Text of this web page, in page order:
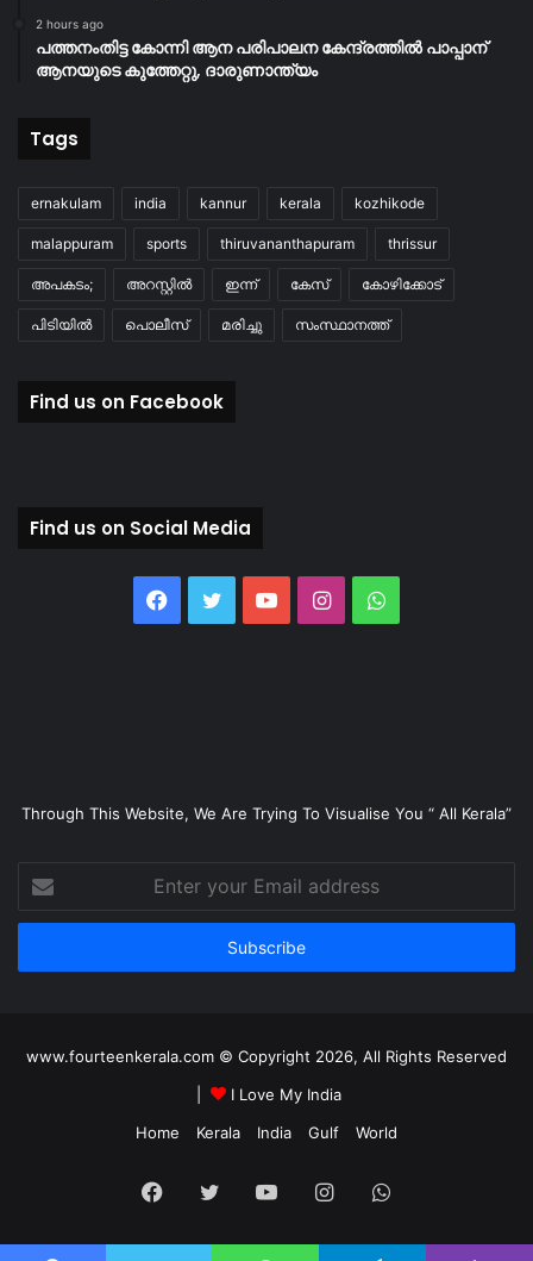
2 hours ago
പത്തനംതിട്ട കോന്നി ആന പരിപാലന കേന്ദ്രത്തിൽ പാപ്പാന്
ആനയുടെ കുത്തേറ്റു, ദാരുണാന്ത്യം
Tags
ernakulam india kannur kerala kozhikode
malappuram sports thiruvananthapuram thrissur
അപകടം; അറസ്റ്റിൽ ഇന്ന് കേസ് കോഴിക്കോട്
പിടിയിൽ പൊലീസ് മരിച്ചു സംസ്ഥാനത്ത്
Find us on Facebook
Find us on Social Media
Facebook
TwitterYouTubeInstagramWhatsApp
Through This Website, We Are Trying To Visualise You “ All Kerala”
your
Email
www.fourteenkerala.com © Copyright 2026, All Rights Reserved
I Love My India
Home
Kerala India Gulf World
Facebook
TwitterYouTubeInstagramWhatsApp